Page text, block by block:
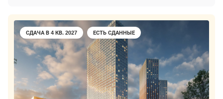
СДАЧА В 4 КВ. 2027 ЕСТЬ СДАННЫЕ